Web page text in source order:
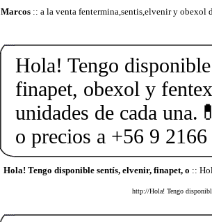
Marcos:: a la venta fentermina,sentis,elvenir y obexol
Hola! Tengo
finapet, obexol y
unidades de cada
o precios a +56 9
Hola! Tengo disponible sentís, elvenir, finapet, o ::
http://Hola! Tengo